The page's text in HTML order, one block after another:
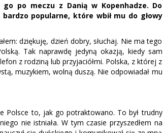
po meczu z Danią w Kopenhadze. Do
popularne, które wbił mu do głowy
dziękuję, dzień dobry, słuchaj. Nie ma tego
Tak naprawdę jedyną okazją, kiedy sam
z rodziną lub przyjaciółmi. Polska, z której z
muzykiem, wolną duszą. Nie odpowiadał mu
Polsce to, jak go potraktowano. To był trudny
nie istniała. W tym czasie przyszedłem na